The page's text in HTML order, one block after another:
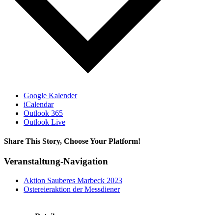
Google Kalender
iCalendar
Outlook 365
Outlook Live
Share This Story, Choose Your Platform!
Facebook
X
Bluesky
Reddit
LinkedIn
WhatsApp
Telegram
Tumblr
Xing
Email
Copy
Veranstaltung-Navigation
Aktion Sauberes Marbeck 2023
Ostereieraktion der Messdiener